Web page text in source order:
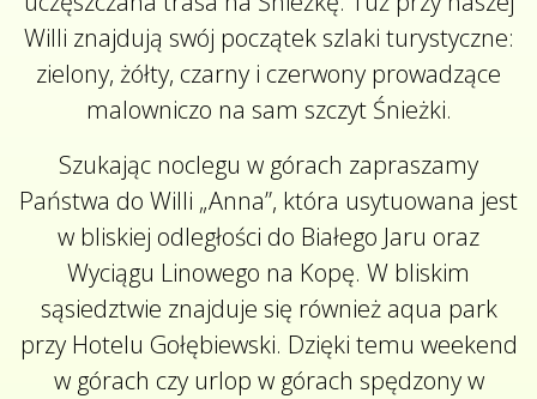
Willi znajdują swój początek szlaki turystyczne:
zielony, żółty, czarny i czerwony prowadzące
malowniczo na sam szczyt Śnieżki.
Szukając noclegu w górach zapraszamy
Państwa do Willi „Anna”, która usytuowana jest
w bliskiej odległości do Białego Jaru oraz
Wyciągu Linowego na Kopę. W bliskim
sąsiedztwie znajduje się również aqua park
przy Hotelu Gołębiewski. Dzięki temu weekend
w górach czy urlop w górach spędzony w